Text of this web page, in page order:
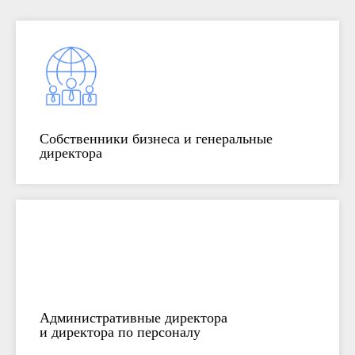
Собственники бизнеса и генеральные
директора
Административные директора
и директора по персоналу